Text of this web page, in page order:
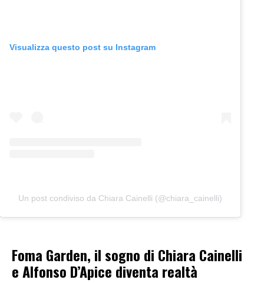
Visualizza questo post su Instagram
Un post condiviso da Chiara Cainelli (@chiara_cainelli)
Foma Garden, il sogno di Chiara Cainelli
e Alfonso D’Apice diventa realtà